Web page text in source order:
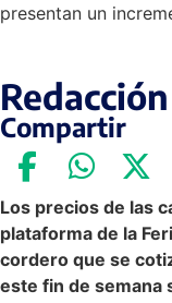
presentan un
Compartir
Los precios de las
plataforma de la
cordero que se
este fin de semana